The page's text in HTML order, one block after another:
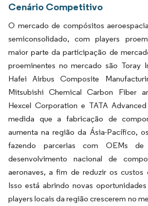
Cenário Competitivo
O mercado de compósitos
semiconsolidado, com players
maior parte da participação de
proeminentes no mercado são Toray
Hafei Airbus Composite
Mitsubishi Chemical Carbon Fiber
Hexcel Corporation e TATA
medida que a fabricação de
aumenta na região da Ásia-Pacífico,
fazendo parcerias com OEMs
desenvolvimento nacional de
aeronaves, a fim de reduzir os custos
Isso está abrindo novas
players locais da região crescerem no